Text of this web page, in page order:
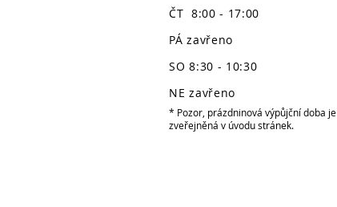
ČT 8:00 - 17:00
PÁ zavřeno
SO 8:30 - 10:30
NE zavřeno
* Pozor, prázdninová výpůjční doba je
zveřejněná v úvodu stránek.